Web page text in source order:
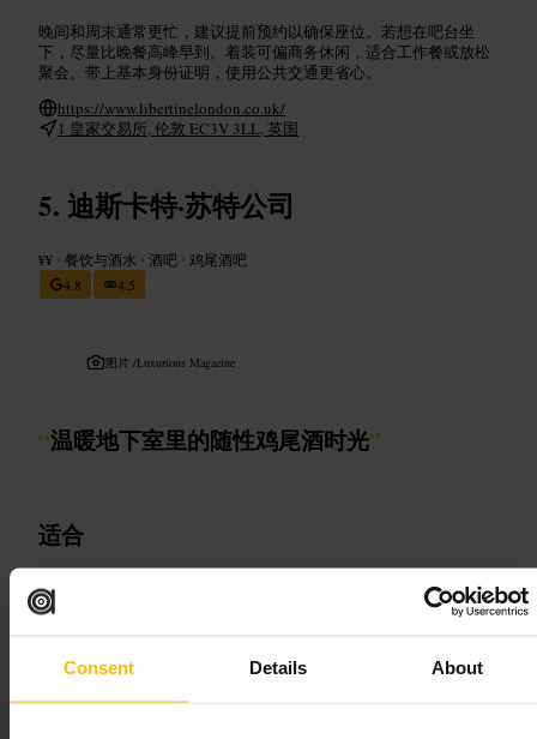
Consent Details About
晚间和周末通常更忙，建议提前预约以确保座位。若想在吧台坐
下，尽量比晚餐高峰早到。着装可偏商务休闲，适合工作餐或放松
聚会。带上基本身份证明，使用公共交通更省心。
https://www.libertinelondon.co.uk/
1 皇家交易所, 伦敦 EC3V 3LL, 英国
迪斯卡特·苏特公司
¥¥ •餐饮与酒水 •酒吧 • 鸡尾酒吧
4.8
4.5
图片 /Luxurious Magazine
“温暖地下室里的随性鸡尾酒时光”
适合
#
朋友聚会
#
可期待的内容